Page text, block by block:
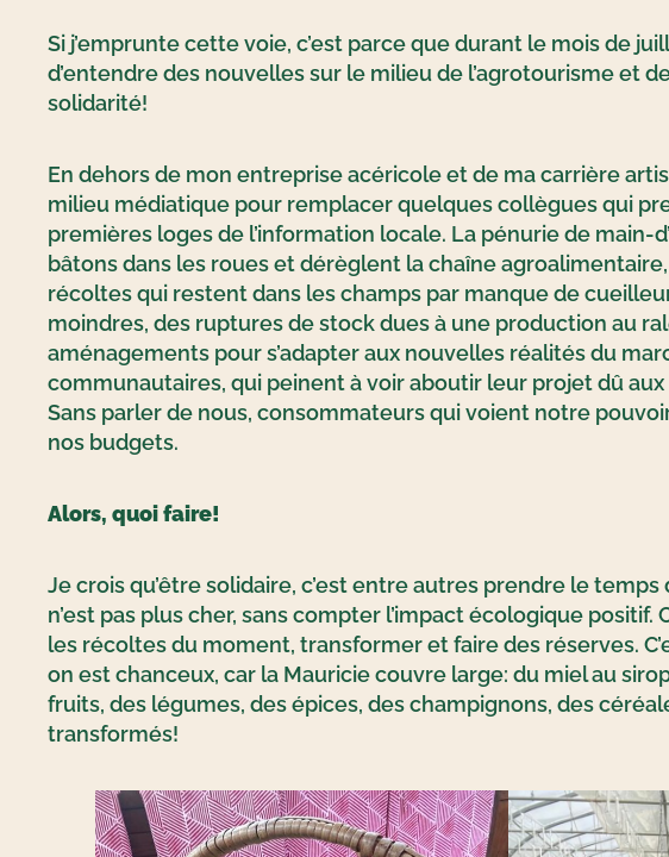
Si j’emprunte cette voie, c’est parce que durant le mois de
d’entendre des nouvelles sur le milieu de l’agrotourisme et
solidarité!
En dehors de mon entreprise acéricole et de ma carrière
milieu médiatique pour remplacer quelques collègues qui
premières loges de l’information locale. La pénurie de
bâtons dans les roues et dérèglent la chaîne
récoltes qui restent dans les champs par manque de
moindres, des ruptures de stock dues à une production au
aménagements pour s’adapter aux nouvelles réalités du
communautaires, qui peinent à voir aboutir leur projet dû
Sans parler de nous, consommateurs qui voient notre
nos budgets.
Alors, quoi faire!
Je crois qu’être solidaire, c’est entre autres prendre le
n’est pas plus cher, sans compter l’impact écologique
les récoltes du moment, transformer et faire des réserves.
on est chanceux, car la Mauricie couvre large: du miel au
fruits, des légumes, des épices, des champignons, des
transformés!